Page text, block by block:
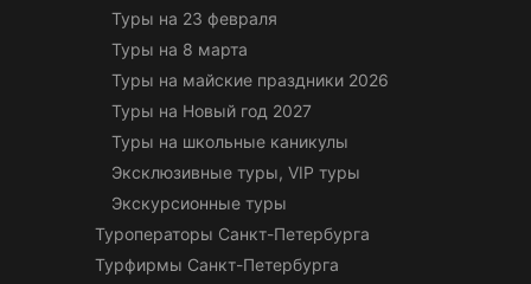
Туры на 23 февраля
Туры на 8 марта
Туры на майские праздники 2026
Туры на Новый год 2027
Туры на школьные каникулы
Эксклюзивные туры, VIP туры
Экскурсионные туры
Туроператоры Санкт-Петербурга
Турфирмы Санкт-Петербурга